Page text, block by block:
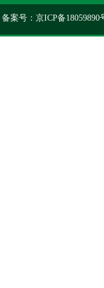
备案号：京ICP备18059890